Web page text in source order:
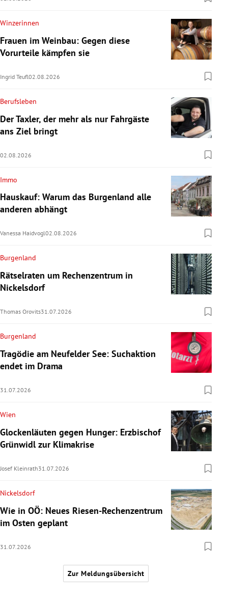
Winzerinnen
Frauen im Weinbau: Gegen diese
Vorurteile kämpfen sie
Ingrid Teufl02.08.2026
Berufsleben
Der Taxler, der mehr als nur Fahrgäste
ans Ziel bringt
02.08.2026
Immo
Hauskauf: Warum das Burgenland alle
anderen abhängt
Vanessa Haidvogl02.08.2026
Burgenland
Rätselraten um Rechenzentrum in
Nickelsdorf
Thomas Orovits31.07.2026
Burgenland
Tragödie am Neufelder See: Suchaktion
endet im Drama
31.07.2026
Wien
Glockenläuten gegen Hunger: Erzbischof
Grünwidl zur Klimakrise
Josef Kleinrath31.07.2026
Nickelsdorf
Wie in OÖ: Neues Riesen-Rechenzentrum
im Osten geplant
31.07.2026
Zur Meldungsübersicht